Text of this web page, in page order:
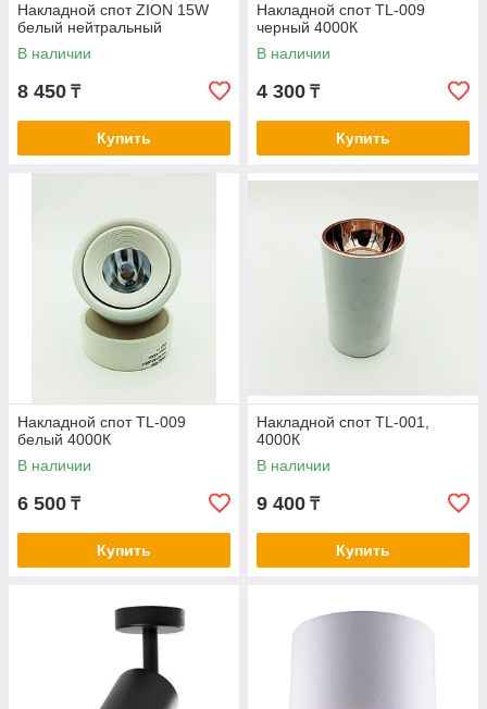
Накладной спот ZION 15W
белый нейтральный
В наличии
8 450 ₸
Купить
Накладной спот TL-009
черный 4000К
В наличии
4 300 ₸
Купить
Накладной спот TL-009
белый 4000К
В наличии
6 500 ₸
Купить
Накладной спот TL-001,
4000К
В наличии
9 400 ₸
Купить